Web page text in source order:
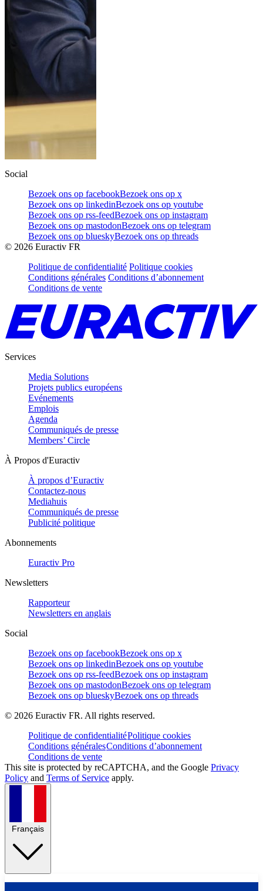
Social
Bezoek ons op facebookBezoek ons op x
Bezoek ons op linkedinBezoek ons op youtube
Bezoek ons op rss-feedBezoek ons op instagram
Bezoek ons op mastodonBezoek ons op telegram
Bezoek ons op blueskyBezoek ons op threads
© 2026 Euractiv FR
Politique de confidentialité Politique cookies
Conditions générales Conditions d’abonnement
Conditions de vente
Services
Media Solutions
Projets publics européens
Evénements
Emplois
Agenda
Communiqués de presse
Members’ Circle
À Propos d'Euractiv
À propos d’Euractiv
Contactez-nous
Mediahuis
Communiqués de presse
Publicité politique
Abonnements
Euractiv Pro
Newsletters
Rapporteur
Newsletters en anglais
Social
Bezoek ons op facebookBezoek ons op x
Bezoek ons op linkedinBezoek ons op youtube
Bezoek ons op rss-feedBezoek ons op instagram
Bezoek ons op mastodonBezoek ons op telegram
Bezoek ons op blueskyBezoek ons op threads
© 2026 Euractiv FR. All rights reserved.
Politique de confidentialitéPolitique cookies
Conditions généralesConditions d’abonnement
Conditions de vente
This site is protected by reCAPTCHA, and the Google Privacy
Policy and Terms of Service apply.
Français